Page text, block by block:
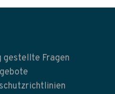
gestellte Fragen